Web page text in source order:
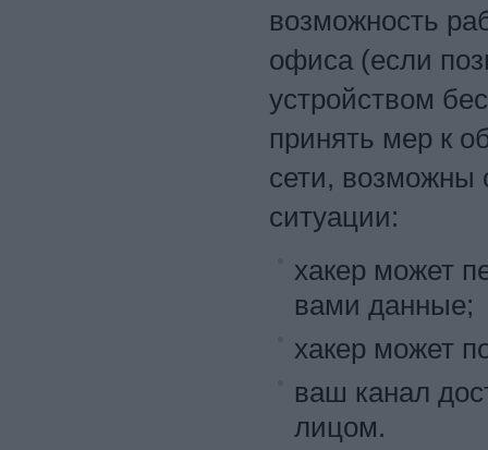
возможность
офиса (если
устройством
принять мер к
сети, возможны
ситуации:
хакер может
вами данные;
хакер может
ваш канал
лицом.